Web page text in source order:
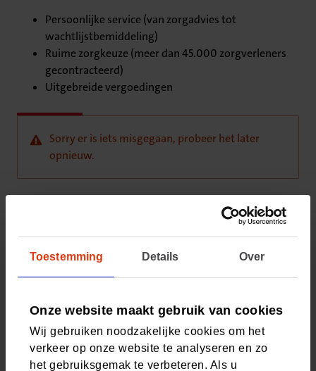
Toestemming Details Over
Onze website maakt gebruik van cookies
Wij gebruiken noodzakelijke cookies om het
verkeer op onze website te analyseren en zo
het gebruiksgemak te verbeteren. Als u
Persoonlijke service (van zorgadvies tot
wachtlijstbemiddeling)
Ruime zorgkeuze (meer dan 45.000 zorgverleners
gecontracteerd)
Uitgebreide vergoedingen
Sorry er is iets misgegaan, probeer het later
opnieuw.
Vragen? Neem contact met ons op
Bel met onze klantenservice
maandag t/m vrijdag 8:00 - 17:30 uur.